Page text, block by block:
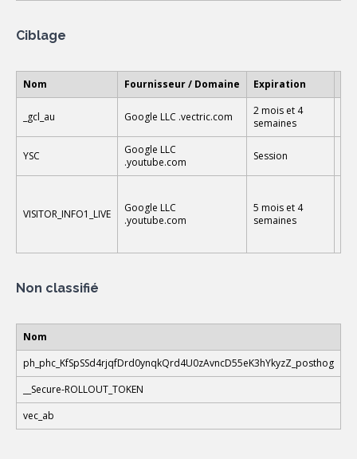
Ciblage
Nom Fournisseur / Domaine Expiration
_gcl_au Google LLC .vectric.com
2 mois et 4
semaines
YSC
Google LLC
.youtube.com
Session
VISITOR_INFO1_LIVE
Google LLC
.youtube.com
5 mois et 4
semaines
Non classifié
Nom
ph_phc_KfSpSSd4rjqfDrd0ynqkQrd4U0zAvncD55eK3hYkyzZ_posthog
__Secure-ROLLOUT_TOKEN
vec_ab